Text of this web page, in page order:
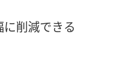
削減できる